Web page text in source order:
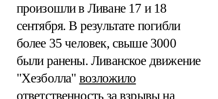
произошли в Ливане 17 и 18
сентября. В результате погибли
более 35 человек, свыше 3000
были ранены. Ливанское движение
"Хезболла" возложило
ответственность за взрывы на